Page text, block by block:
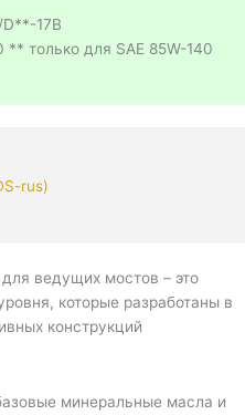
17B
** только для SAE 85W-140
rus)
ведущих мостов – это
которые разработаны в
конструкций
минеральные масла и